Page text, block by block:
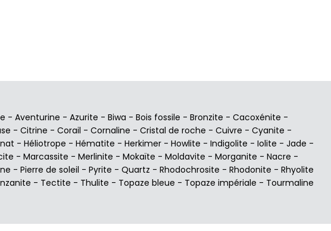
- Aventurine - Azurite - Biwa - Bois fossile - Bronzite - Cacoxénite -
- Citrine - Corail - Cornaline - Cristal de roche - Cuivre - Cyanite -
- Héliotrope - Hématite - Herkimer - Howlite - Indigolite - Iolite - Jade -
- Marcassite - Merlinite - Mokaïte - Moldavite - Morganite - Nacre -
- Pierre de soleil - Pyrite - Quartz - Rhodochrosite - Rhodonite - Rhyolite
- Tectite - Thulite - Topaze bleue - Topaze impériale - Tourmaline